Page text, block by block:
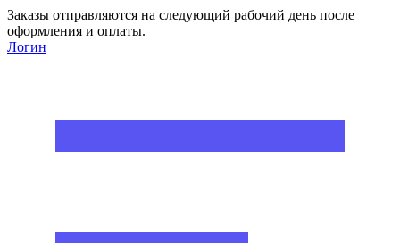
Заказы отправляются на следующий рабочий день после
оформления и оплаты.
Логин